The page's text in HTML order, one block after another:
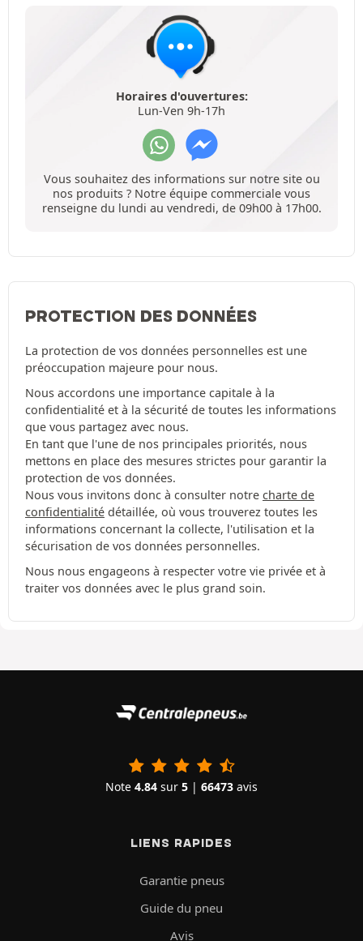
Horaires d'ouvertures:
Lun-Ven 9h-17h
Vous souhaitez des informations sur notre site ou
nos produits ? Notre équipe commerciale vous
renseigne du lundi au vendredi, de 09h00 à 17h00.
PROTECTION DES DONNÉES
La protection de vos données personnelles est une
préoccupation majeure pour nous.
Nous accordons une importance capitale à la
confidentialité et à la sécurité de toutes les informations
que vous partagez avec nous.
En tant que l'une de nos principales priorités, nous
mettons en place des mesures strictes pour garantir la
protection de vos données.
Nous vous invitons donc à consulter notre charte de
confidentialité détaillée, où vous trouverez toutes les
informations concernant la collecte, l'utilisation et la
sécurisation de vos données personnelles.
Nous nous engageons à respecter votre vie privée et à
traiter vos données avec le plus grand soin.
Note 4.84 sur 5 | 66473 avis
LIENS RAPIDES
Garantie pneus
Guide du pneu
Avis